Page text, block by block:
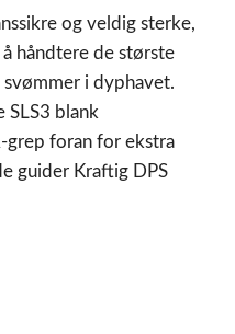
og veldig sterke,
håndtere de største
i dyphavet.
SLS3 blank
grep foran for ekstra
guider Kraftig DPS